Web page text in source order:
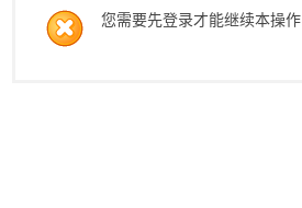
您需要先登录才能继续本操作